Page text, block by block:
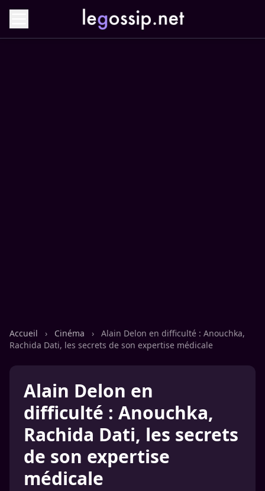
Accueil › Cinéma ›
Alain Delon en difficulté : Anouchka,
Rachida Dati, les secrets de son expertise médicale
Alain Delon en
difficulté : Anouchka,
Rachida Dati, les secrets
de son expertise
médicale